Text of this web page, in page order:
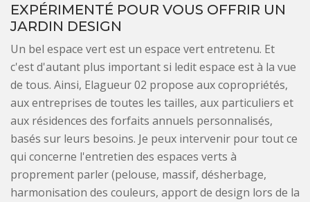
EXPÉRIMENTÉ POUR VOUS OFFRIR UN
JARDIN DESIGN
Un bel espace vert est un espace vert entretenu. Et
c'est d'autant plus important si ledit espace est à la vue
de tous. Ainsi, Elagueur 02 propose aux copropriétés,
aux entreprises de toutes les tailles, aux particuliers et
aux résidences des forfaits annuels personnalisés,
basés sur leurs besoins. Je peux intervenir pour tout ce
qui concerne l'entretien des espaces verts à
proprement parler (pelouse, massif, désherbage,
harmonisation des couleurs, apport de design lors de la